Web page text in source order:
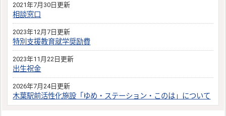
2021年7月30日更新
相談窓口
2023年12月7日更新
特別支援教育就学奨励費
2023年11月22日更新
出生祝金
2026年7月24日更新
木葉駅前活性化施設「ゆめ・ステーション・このは」について